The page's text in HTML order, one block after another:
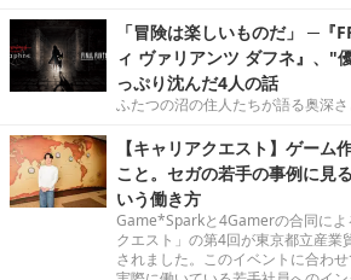
「冒険は楽しいものだ」 ─『
ィ ヴァリアンツ ダフネ』、"
っぷり沈んだ4人の話
ふたつの沼の住人たちが語る奥深さ
【キャリアクエスト】ゲーム
こと。セガの若手の事例に見
いう働き方
Game*Sparkと4Gamerの合同によ
クエスト」の第4回が東京都立産業
されました。このイベントに合わ